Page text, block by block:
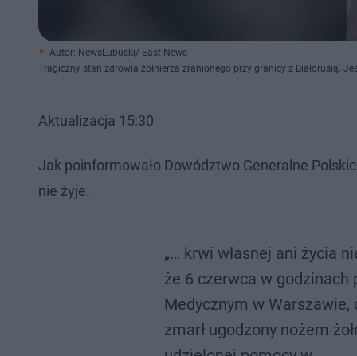
Autor: NewsLubuski/ East News
Tragiczny stan zdrowia żołnierza zranionego przy granicy z Białorusią.
Aktualizacja 15:30
Jak poinformowało Dowództwo Generalne
nie żyje.
„… krwi własnej ani życia
że 6 czerwca w godzinach
Medycznym w
zmarł ugodzony nożem